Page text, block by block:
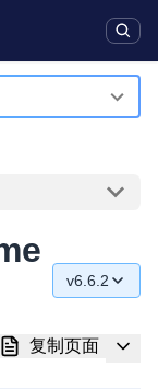
然流畅的实时语
功能、更大的可
v6.6.2
复制页面